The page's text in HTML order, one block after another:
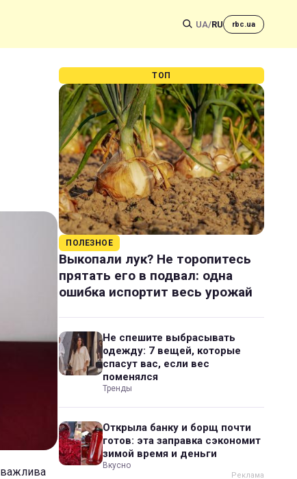
UA/RU rbc.ua
важлива
ТОП
ПОЛЕЗНОЕ
Выкопали лук? Не торопитесь
прятать его в подвал: одна
ошибка испортит весь урожай
Не спешите выбрасывать
одежду: 7 вещей, которые
спасут вас, если вес
поменялся
Тренды
Открыла банку и борщ почти
готов: эта заправка сэкономит
зимой время и деньги
Вкусно